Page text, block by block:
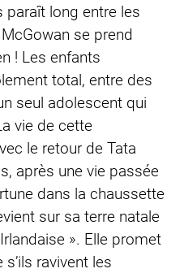
paraît long entre les
se prend
! Les enfants
total, entre des
seul adolescent qui
vie de cette
le retour de Tata
après une vie passée
dans la chaussette
sur sa terre natale
». Elle promet
ravivent les